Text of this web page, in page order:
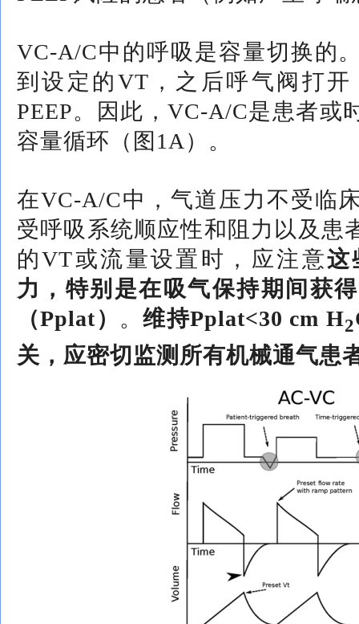
VC-A/C中的呼吸是容量切换的
到设定的VT，之后呼气阀打
PEEP。因此，VC-A/C是患者或
容量循环（图1A）。
在VC-A/C中，气道压力不受临
受呼吸系统顺应性和阻力以及患
的VT或流量设置时，应注意这
力，特别是在吸气保持期间获
（Pplat） 。维持Pplat<30 cm H2
关，应密切监测所有机械通气患